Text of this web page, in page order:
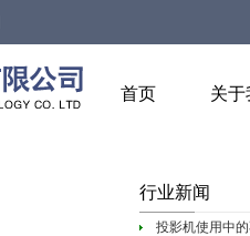
首页 关于
行业新闻
投影机使用中